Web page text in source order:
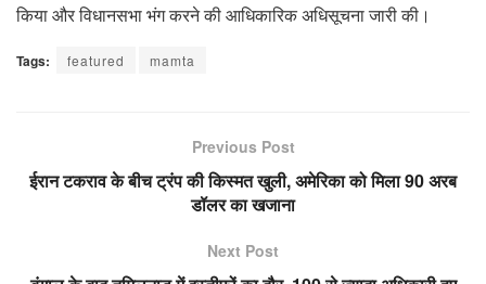
किया और विधानसभा भंग करने की आधिकारिक अधिसूचना जारी की।
Tags: featured mamta
Previous Post
ईरान टकराव के बीच ट्रंप की किस्मत खुली, अमेरिका को मिला 90 अरब
डॉलर का खजाना
Next Post